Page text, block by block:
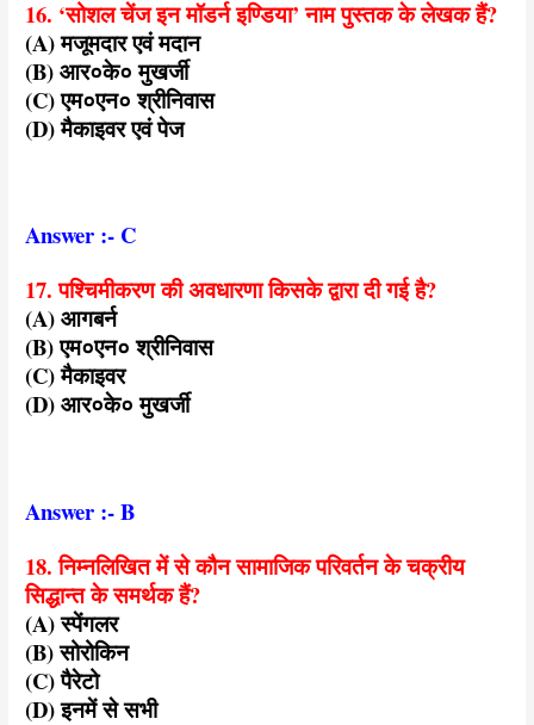
16. ‘सोशल चेंज इन मॉडर्न इण्डिया’ नाम पुस्तक के लेखक हैं?
(A) मजूमदार एवं मदान
(B) आर०के० मुखर्जी
(C) एम०एन० श्रीनिवास
(D) मैकाइवर एवं पेज
Answer :- C
17. पश्चिमीकरण की अवधारणा किसके द्वारा दी गई है?
(A) आगबर्न
(B) एम०एन० श्रीनिवास
(C) मैकाइवर
(D) आर०के० मुखर्जी
Answer :- B
18. निम्नलिखित में से कौन सामाजिक परिवर्तन के चक्रीय
सिद्धान्त के समर्थक हैं?
(A) स्पेंगलर
(B) सोरोकिन
(C) पैरेटो
(D) इनमें से सभी